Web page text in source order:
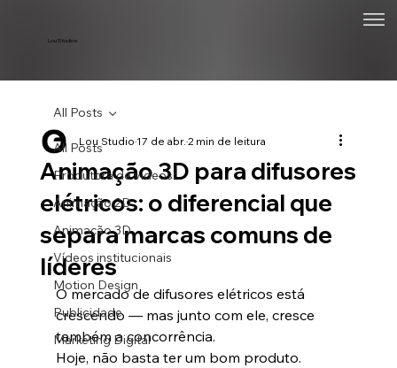
Lou Studios
All Posts
Produtora de vídeos
Animação 2D
Animação 3D
Vídeos institucionais
Motion Design
Publicidade
Marketing Digital
All Posts
Animação 3D para difusores
elétricos: o diferencial que
separa marcas comuns de
líderes
Lou Studio17 de abr.2 min de leitura
O mercado de difusores elétricos está
crescendo — mas junto com ele, cresce
também a concorrência.
Hoje, não basta ter um bom produto.